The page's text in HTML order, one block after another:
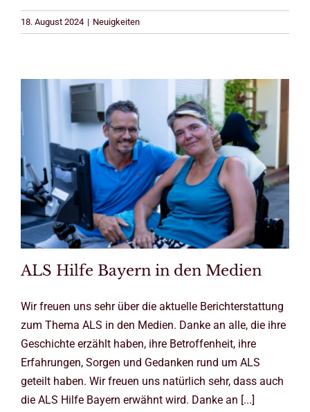
18. August 2024 | Neuigkeiten
ALS Hilfe Bayern in den Medien
Wir freuen uns sehr über die aktuelle Berichterstattung
zum Thema ALS in den Medien. Danke an alle, die ihre
Geschichte erzählt haben, ihre Betroffenheit, ihre
Erfahrungen, Sorgen und Gedanken rund um ALS
geteilt haben. Wir freuen uns natürlich sehr, dass auch
die ALS Hilfe Bayern erwähnt wird. Danke an [...]